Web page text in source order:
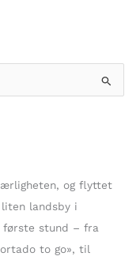
og flyttet
landsby i
første stund – fra
to go», til